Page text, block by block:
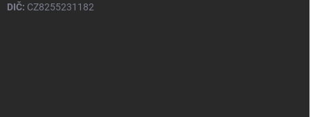
DIČ: CZ8255231182